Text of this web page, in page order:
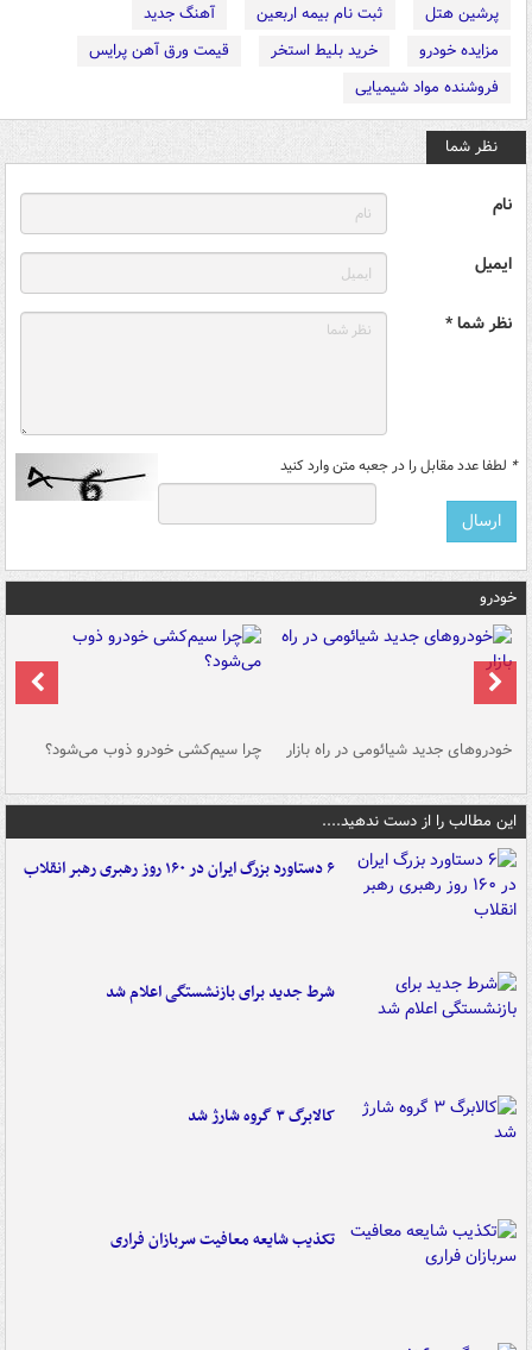
پرشین هتل
ثبت نام بیمه اربعین
آهنگ جدید
مزایده خودرو
خرید بلیط استخر
قیمت ورق آهن پرایس
فروشنده مواد شیمیایی
نظر شما
نام
ایمیل
نظر شما *
* لطفا عدد مقابل را در جعبه متن وارد کنید
خودرو
خودروهای جدید شیائومی در راه بازار چرا سیم‌کشی خودرو ذوب می‌شود؟
این مطالب را از دست ندهید....
۶ دستاورد بزرگ ایران در ۱۶۰ روز رهبری رهبر انقلاب
شرط جدید برای بازنشستگی اعلام شد
کالابرگ ۳ گروه شارژ شد
تکذیب شایعه معافیت سربازان فراری